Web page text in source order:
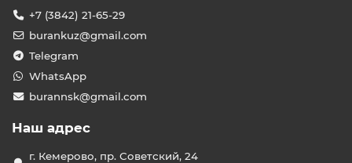
+7 (3842) 21-65-29
burankuz@gmail.com
Telegram
WhatsApp
burannsk@gmail.com
Наш адрес
г. Кемерово, пр. Советский, 24